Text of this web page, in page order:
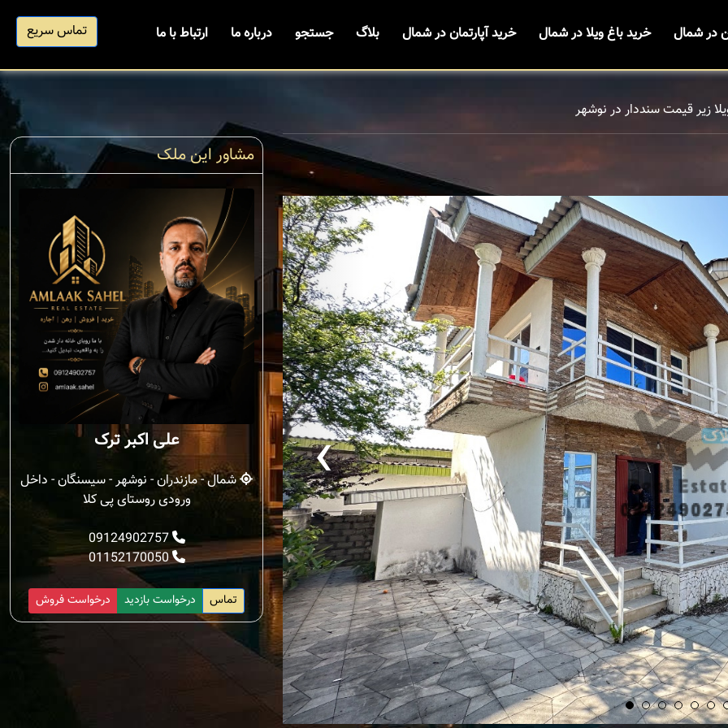
در شمال خرید باغ ویلا در شمال خرید آپارتمان در شمال بلاگ جستجو درباره ما ارتباط با ما تماس سریع
زیر قیمت سنددار در نوشهر
‹
مشاور این ملک
علی اکبر ترک
شمال - مازندران - نوشهر - سیسنگان - داخل
ورودی روستای پی کلا
09124902757
01152170050
درخواست فروش درخواست بازدید تماس